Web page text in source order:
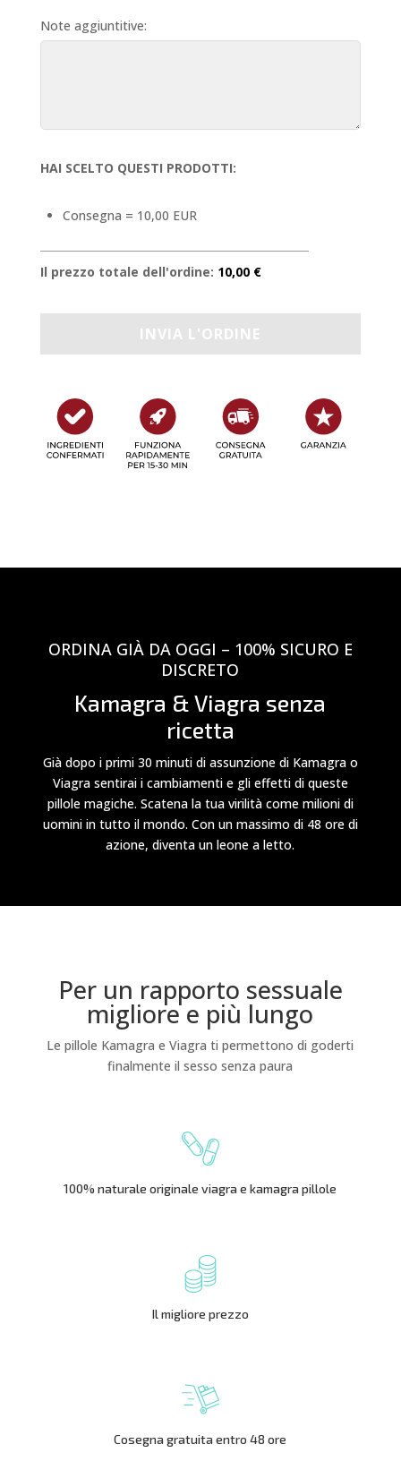
Note aggiuntitive:
HAI SCELTO QUESTI PRODOTTI:
Consegna = 10,00 EUR
Il prezzo totale dell'ordine: 10,00 €
ORDINA GIÀ DA OGGI – 100% SICURO E
DISCRETO
Kamagra & Viagra senza
ricetta
Già dopo i primi 30 minuti di assunzione di Kamagra o
Viagra sentirai i cambiamenti e gli effetti di queste
pillole magiche. Scatena la tua virilità come milioni di
uomini in tutto il mondo. Con un massimo di 48 ore di
azione, diventa un leone a letto.
Per un rapporto sessuale
migliore e più lungo
Le pillole Kamagra e Viagra ti permettono di goderti
finalmente il sesso senza paura
100% naturale originale viagra e kamagra pillole
Il migliore prezzo
Cosegna gratuita entro 48 ore